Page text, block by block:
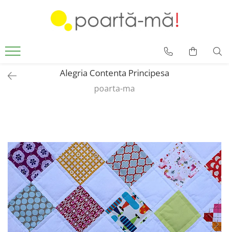
Borsete
Accesorii Luna
Alegria Contenta Principesa
poarta-ma